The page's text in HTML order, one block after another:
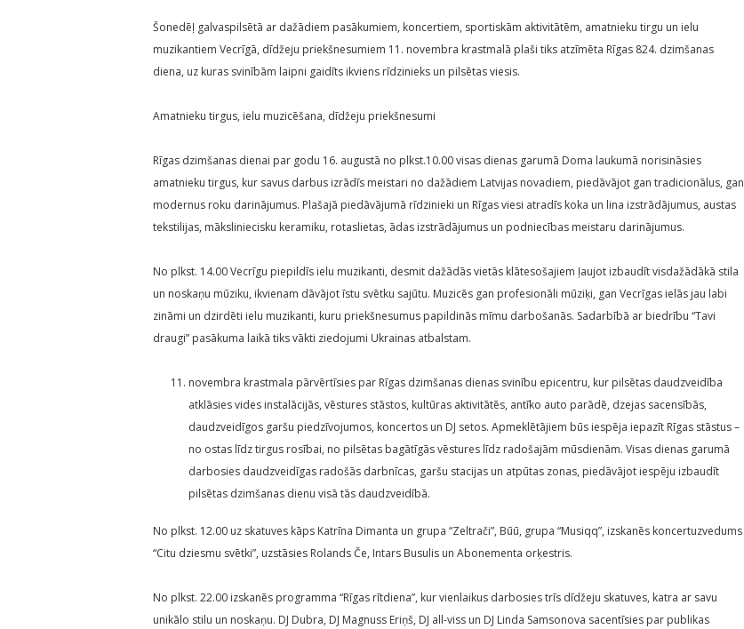
Šonedēļ galvaspilsētā ar dažādiem pasākumiem, koncertiem, sportiskām aktivitātēm, amatnieku tirgu un ielu
muzikantiem Vecrīgā, dīdžeju priekšnesumiem 11. novembra krastmalā plaši tiks atzīmēta Rīgas 824. dzimšanas
diena, uz kuras svinībām laipni gaidīts ikviens rīdzinieks un pilsētas viesis.
Amatnieku tirgus, ielu muzicēšana, dīdžeju priekšnesumi
Rīgas dzimšanas dienai par godu 16. augustā no plkst.10.00 visas dienas garumā Doma laukumā norisināsies
amatnieku tirgus, kur savus darbus izrādīs meistari no dažādiem Latvijas novadiem, piedāvājot gan tradicionālus, gan
modernus roku darinājumus. Plašajā piedāvājumā rīdzinieki un Rīgas viesi atradīs koka un lina izstrādājumus, austas
tekstilijas, māksliniecisku keramiku, rotaslietas, ādas izstrādājumus un podniecības meistaru darinājumus.
No plkst. 14.00 Vecrīgu piepildīs ielu muzikanti, desmit dažādās vietās klātesošajiem ļaujot izbaudīt visdažādākā stila
un noskaņu mūziku, ikvienam dāvājot īstu svētku sajūtu. Muzicēs gan profesionāli mūziķi, gan Vecrīgas ielās jau labi
zināmi un dzirdēti ielu muzikanti, kuru priekšnesumus papildinās mīmu darbošanās. Sadarbībā ar biedrību “Tavi
draugi” pasākuma laikā tiks vākti ziedojumi Ukrainas atbalstam.
novembra krastmala pārvērtīsies par Rīgas dzimšanas dienas svinību epicentru, kur pilsētas daudzveidība
atklāsies vides instalācijās, vēstures stāstos, kultūras aktivitātēs, antīko auto parādē, dzejas sacensībās,
daudzveidīgos garšu piedzīvojumos, koncertos un DJ setos. Apmeklētājiem būs iespēja iepazīt Rīgas stāstus –
no ostas līdz tirgus rosībai, no pilsētas bagātīgās vēstures līdz radošajām mūsdienām. Visas dienas garumā
darbosies daudzveidīgas radošās darbnīcas, garšu stacijas un atpūtas zonas, piedāvājot iespēju izbaudīt
pilsētas dzimšanas dienu visā tās daudzveidībā.
No plkst. 12.00 uz skatuves kāps Katrīna Dimanta un grupa “Zeltrači”, Būū, grupa “Musiqq”, izskanēs koncertuzvedums
“Citu dziesmu svētki”, uzstāsies Rolands Če, Intars Busulis un Abonementa orķestris.
No plkst. 22.00 izskanēs programma “Rīgas rītdiena”, kur vienlaikus darbosies trīs dīdžeju skatuves, katra ar savu
unikālo stilu un noskaņu. DJ Dubra, DJ Magnuss Eriņš, DJ all-viss un DJ Linda Samsonova sacentīsies par publikas